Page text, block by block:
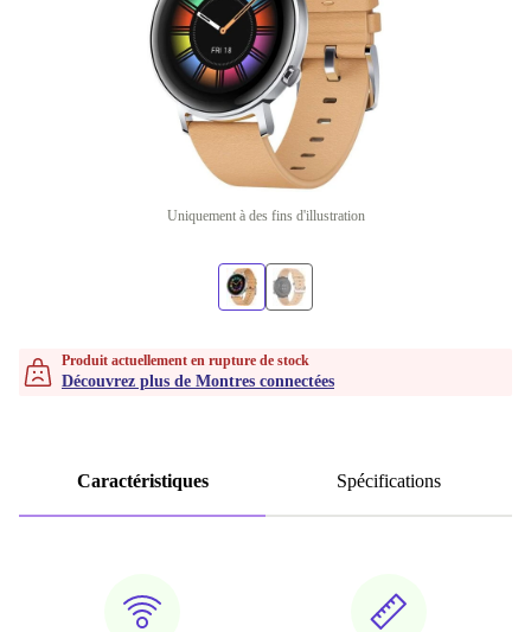
Uniquement à des fins d'illustration
Produit actuellement en rupture de stock
Découvrez plus de Montres connectées
Caractéristiques Spécifications